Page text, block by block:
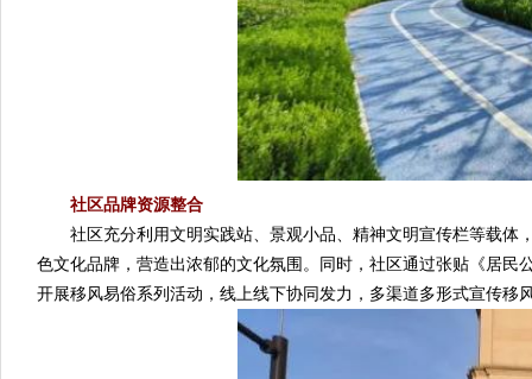
社区品牌资源整合
社区充分利用文明实践站、景观小品、精神文明宣传栏等载体
色文化品牌，营造出浓郁的文化氛围。同时，社区通过张贴《居
开展移风易俗系列活动，线上线下协同发力，多渠道多形式宣传移